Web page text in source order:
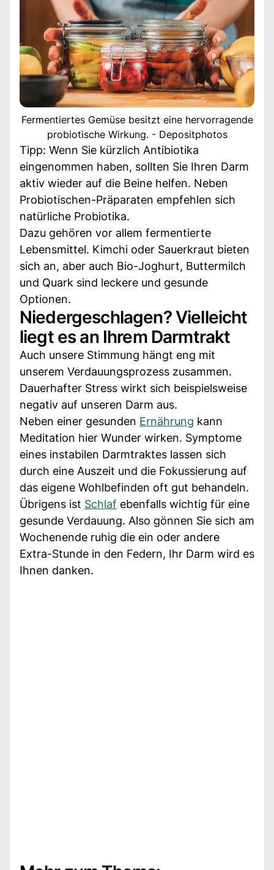
Fermentiertes Gemüse besitzt eine hervorragende
probiotische Wirkung. - Depositphotos
Tipp: Wenn Sie kürzlich Antibiotika
eingenommen haben, sollten Sie Ihren Darm
aktiv wieder auf die Beine helfen. Neben
Probiotischen-Präparaten empfehlen sich
natürliche Probiotika.
Dazu gehören vor allem fermentierte
Lebensmittel. Kimchi oder Sauerkraut bieten
sich an, aber auch Bio-Joghurt, Buttermilch
und Quark sind leckere und gesunde
Optionen.
Niedergeschlagen? Vielleicht
liegt es an Ihrem Darmtrakt
Auch unsere Stimmung hängt eng mit
unserem Verdauungsprozess zusammen.
Dauerhafter Stress wirkt sich beispielsweise
negativ auf unseren Darm aus.
Neben einer gesunden Ernährung kann
Meditation hier Wunder wirken. Symptome
eines instabilen Darmtraktes lassen sich
durch eine Auszeit und die Fokussierung auf
das eigene Wohlbefinden oft gut behandeln.
Übrigens ist Schlaf ebenfalls wichtig für eine
gesunde Verdauung. Also gönnen Sie sich am
Wochenende ruhig die ein oder andere
Extra-Stunde in den Federn, Ihr Darm wird es
Ihnen danken.